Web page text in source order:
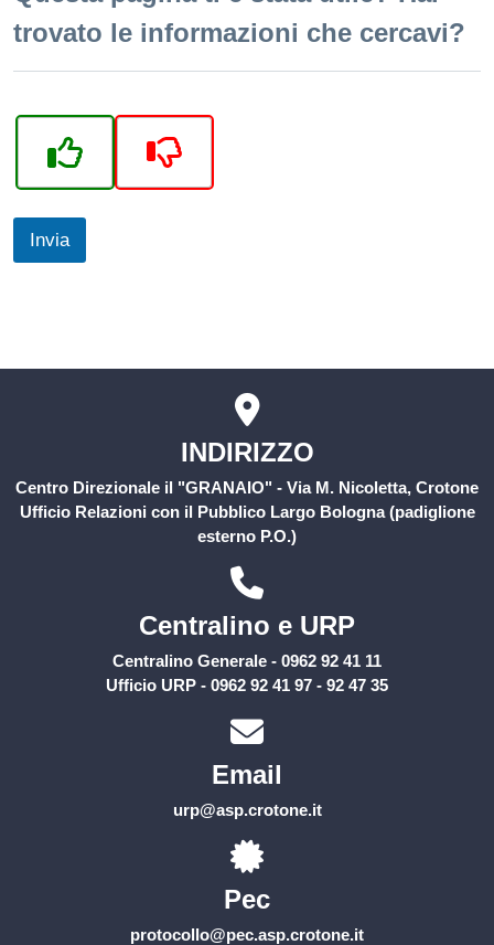
trovato le informazioni che cercavi?
Invia
INDIRIZZO
Centro Direzionale il "GRANAIO" - Via M. Nicoletta, Crotone
Ufficio Relazioni con il Pubblico Largo Bologna (padiglione
esterno P.O.)
Centralino e URP
Centralino Generale - 0962 92 41 11
Ufficio URP - 0962 92 41 97 - 92 47 35
Email
urp@asp.crotone.it
Pec
protocollo@pec.asp.crotone.it